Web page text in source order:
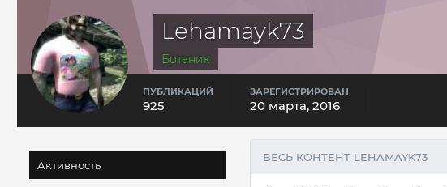
Lehamayk73
Ботаник
ПУБЛИКАЦИЙ
925
ЗАРЕГИСТРИРОВАН
20 марта, 2016
Активность
ВЕСЬ КОНТЕНТ LEHAMAYK73